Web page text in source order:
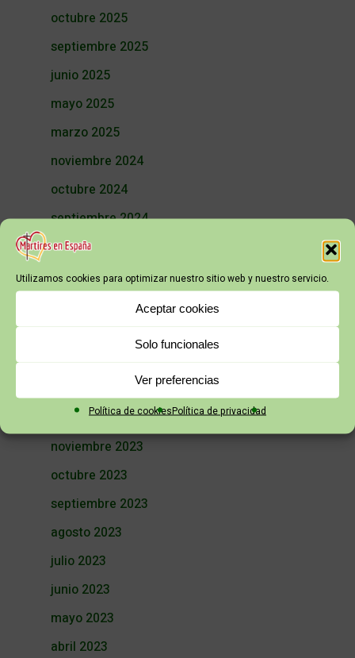
Utilizamos cookies para optimizar nuestro sitio web y nuestro servicio.
Aceptar cookies
Solo funcionales
Ver preferencias
Política de cookiesPolítica de privacidad
octubre 2025
septiembre 2025
junio 2025
mayo 2025
marzo 2025
noviembre 2024
octubre 2024
septiembre 2024
julio 2024
junio 2024
abril 2024
marzo 2024
enero 2024
noviembre 2023
octubre 2023
septiembre 2023
agosto 2023
julio 2023
junio 2023
mayo 2023
abril 2023